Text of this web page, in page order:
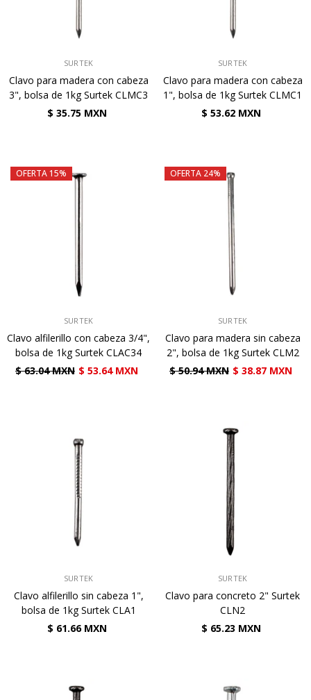
SURTEK
Clavo para madera con cabeza
3", bolsa de 1kg Surtek CLMC3
$ 35.75 MXN
SURTEK
Clavo para madera con cabeza
1", bolsa de 1kg Surtek CLMC1
$ 53.62 MXN
OFERTA 15%
SURTEK
Clavo alfilerillo con cabeza 3/4",
bolsa de 1kg Surtek CLAC34
$ 63.04 MXN $ 53.64 MXN
OFERTA 24%
SURTEK
Clavo para madera sin cabeza
2", bolsa de 1kg Surtek CLM2
$ 50.94 MXN $ 38.87 MXN
SURTEK
Clavo alfilerillo sin cabeza 1",
bolsa de 1kg Surtek CLA1
$ 61.66 MXN
SURTEK
Clavo para concreto 2" Surtek
CLN2
$ 65.23 MXN